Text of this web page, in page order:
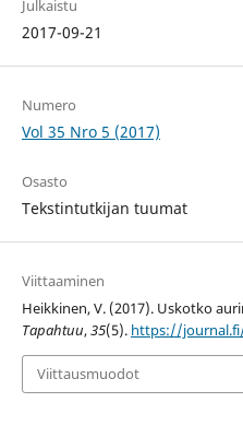
Julkaistu
2017-09-21
Numero
Vol 35 Nro 5 (2017)
Osasto
Tekstintutkijan tuumat
Viittaaminen
Heikkinen, V. (2017). Uskotko
Tapahtuu,35(5). https://
Viittausmuodot